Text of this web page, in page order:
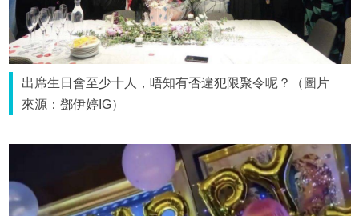
出席生日會至少十人，唔知有否違犯限聚令呢？（圖片
來源：鄧伊婷IG）